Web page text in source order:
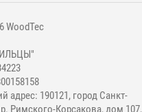
WoodTec
адрес: 190121, город Санкт-
Римского-Корсакова, дом 107,